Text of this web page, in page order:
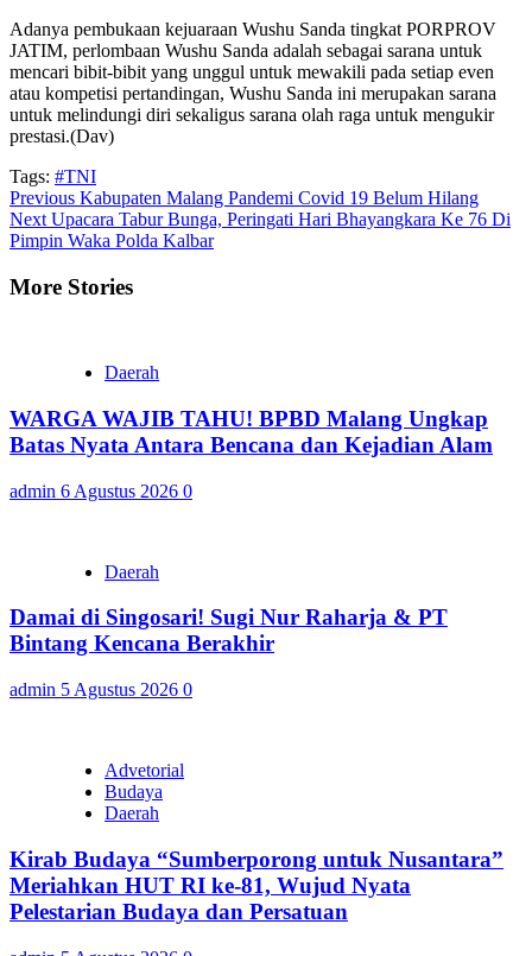
Adanya pembukaan kejuaraan Wushu Sanda tingkat PORPROV
JATIM, perlombaan Wushu Sanda adalah sebagai sarana untuk
mencari bibit-bibit yang unggul untuk mewakili pada setiap even
atau kompetisi pertandingan, Wushu Sanda ini merupakan sarana
untuk melindungi diri sekaligus sarana olah raga untuk mengukir
prestasi.(Dav)
Tags: #TNI
Continue
Reading
Previous Kabupaten Malang Pandemi Covid 19 Belum Hilang
Next Upacara Tabur Bunga, Peringati Hari Bhayangkara Ke 76 Di
Pimpin Waka Polda Kalbar
More Stories
Daerah
WARGA WAJIB TAHU! BPBD Malang Ungkap
Batas Nyata Antara Bencana dan Kejadian Alam
admin 6 Agustus 2026 0
Daerah
Damai di Singosari! Sugi Nur Raharja & PT
Bintang Kencana Berakhir
admin 5 Agustus 2026 0
Advetorial
Budaya
Daerah
Kirab Budaya “Sumberporong untuk Nusantara”
Meriahkan HUT RI ke-81, Wujud Nyata
Pelestarian Budaya dan Persatuan